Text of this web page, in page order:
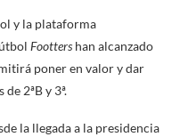
y la plataforma
Footters han alcanzado
poner en valor y dar
2ªB y 3ª.
la llegada a la presidencia